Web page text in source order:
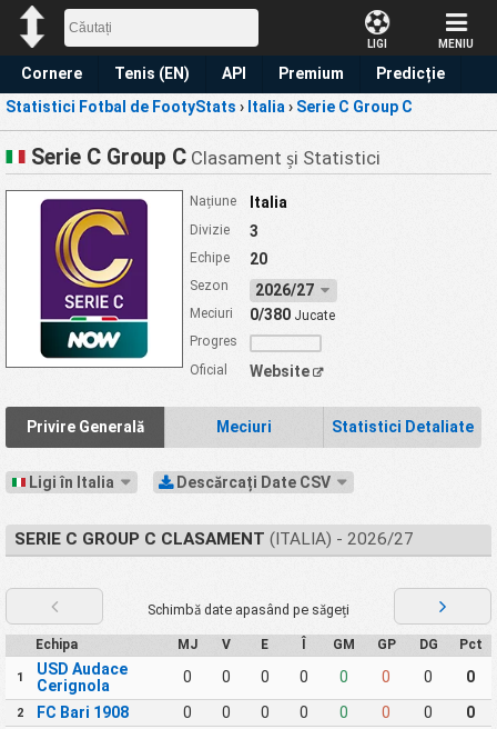
LIGI MENIU
Cornere Tenis (EN) API Premium
Predicție
Statistici Fotbal de FootyStats › Italia › Serie C Group C
Serie C Group C Clasament și Statistici
Națiune Italia
Divizie 3
Echipe 20
Sezon 2026/27
Meciuri 0/380Jucate
Progres
Oficial
Website
Privire Generală Meciuri Statistici Detaliate
Ligi în Italia Descărcați Date CSV
SERIE C GROUP C CLASAMENT (ITALIA) - 2026/27
Schimbă date apasând pe săgeți
Echipa MJ V E GM GP DG Pct
1
USD Audace
Cerignola
0 0 0 0 0 0 0 0
2 FC Bari 1908 0 0 0 0 0 0 0 0